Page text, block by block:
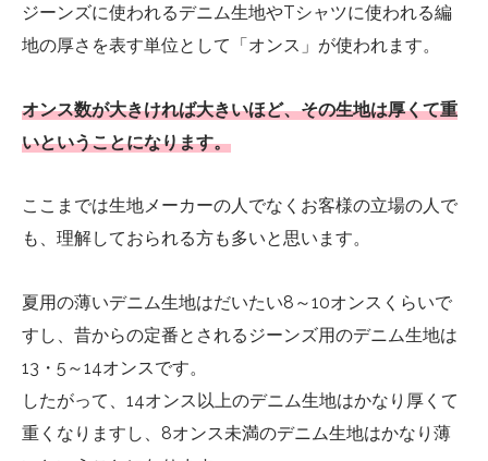
ジーンズに使われるデニム生地やTシャツに使われる編
地の厚さを表す単位として「オンス」が使われます。
オンス数が大きければ大きいほど、その生地は厚くて重
いということになります。
ここまでは生地メーカーの人でなくお客様の立場の人で
も、理解しておられる方も多いと思います。
夏用の薄いデニム生地はだいたい8～10オンスくらいで
すし、昔からの定番とされるジーンズ用のデニム生地は
13・5～14オンスです。
したがって、14オンス以上のデニム生地はかなり厚くて
重くなりますし、8オンス未満のデニム生地はかなり薄